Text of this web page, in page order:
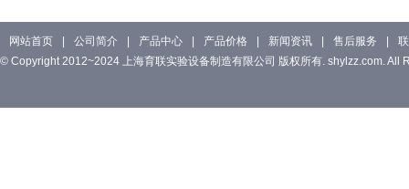
网站首页 公司简介 产品中心 产品价格 新闻资讯 售后服务
© Copyright 2012~2024 上海育联实验设备制造有限公司 版权所有. shylzz.com. All